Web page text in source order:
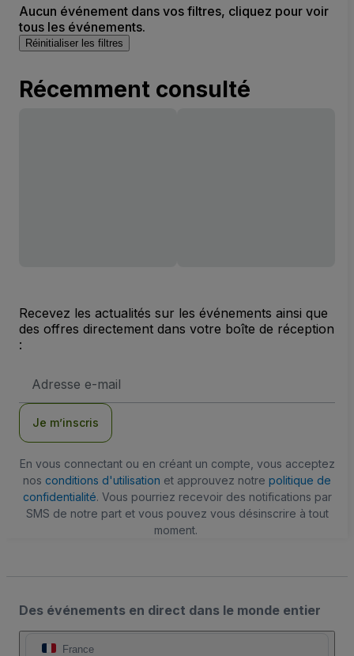
Aucun événement dans vos filtres, cliquez pour voir
tous les événements.
Réinitialiser les filtres
Récemment consulté
Recevez les actualités sur les événements ainsi que
des offres directement dans votre boîte de réception
:
e-
Je m’inscris
En vous connectant ou en créant un compte, vous acceptez
nos conditions d'utilisation et approuvez notre politique de
confidentialité. Vous pourriez recevoir des notifications par
SMS de notre part et vous pouvez vous désinscrire à tout
moment.
Des événements en direct dans le monde entier
France